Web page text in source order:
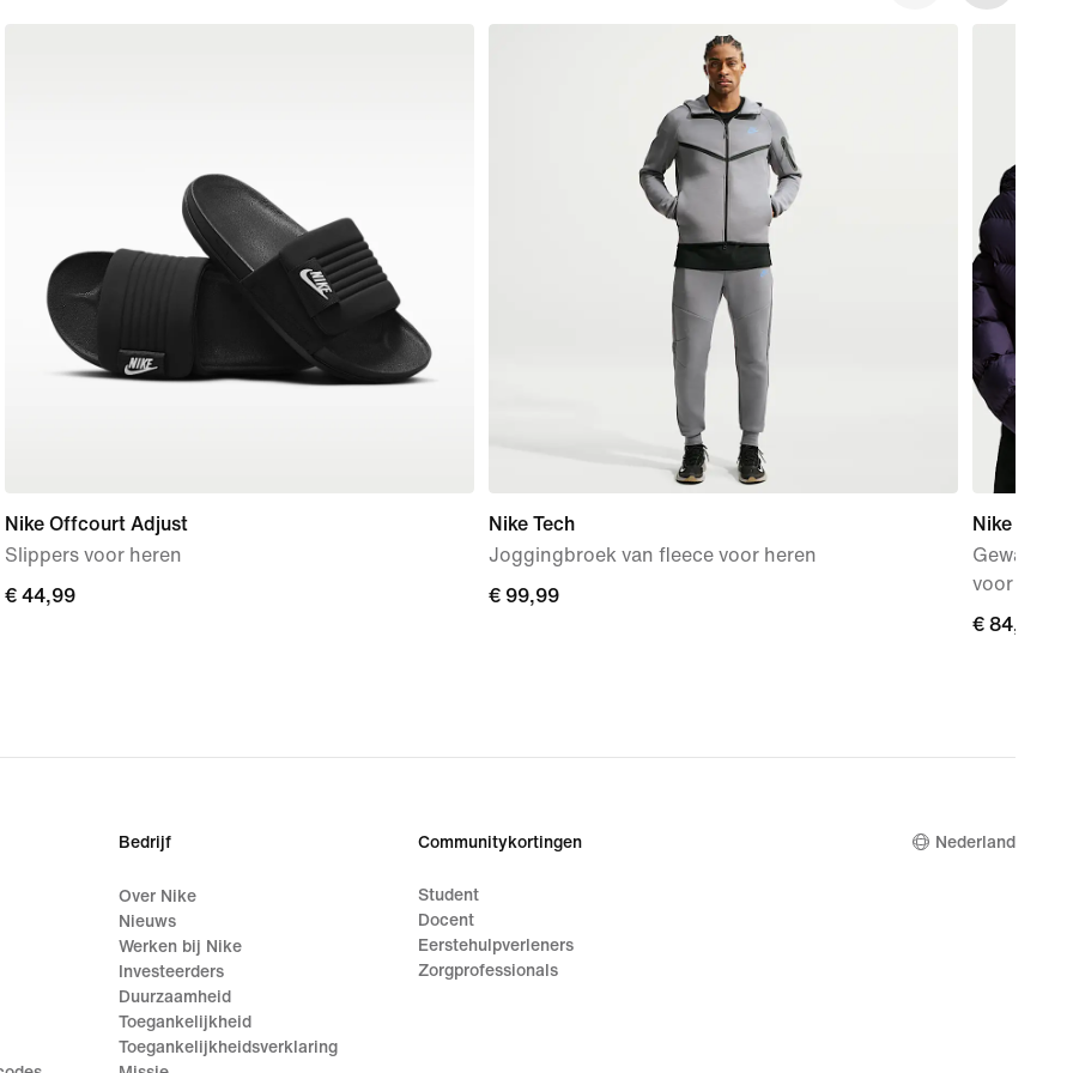
Nike Offcourt Adjust
Slippers voor heren
€ 44,99
€ 44,99
Nike Tech
Joggingbroek van fleece voor heren
€ 99,99
€ 99,99
Nike
voor kids
€ 84,99
€ 84,99
Bedrijf
Over Nike
Nieuws
Werken bij Nike
Investeerders
Duurzaamheid
Toegankelijkheid
Toegankelijkheidsverklaring
Communitykortingen
Student
Docent
Eerstehulpverleners
Zorgprofessionals
Nederland